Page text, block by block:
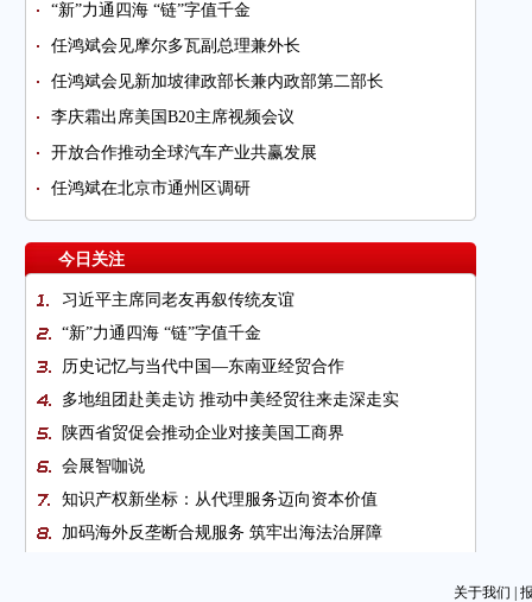
“新”力通四海 “链”字值千金
任鸿斌会见摩尔多瓦副总理兼外长
任鸿斌会见新加坡律政部长兼内政部第二部长
李庆霜出席美国B20主席视频会议
开放合作推动全球汽车产业共赢发展
任鸿斌在北京市通州区调研
今日关注
习近平主席同老友再叙传统友谊
“新”力通四海 “链”字值千金
历史记忆与当代中国—东南亚经贸合作
多地组团赴美走访 推动中美经贸往来走深走实
陕西省贸促会推动企业对接美国工商界
会展智咖说
知识产权新坐标：从代理服务迈向资本价值
加码海外反垄断合规服务 筑牢出海法治屏障
关于我们